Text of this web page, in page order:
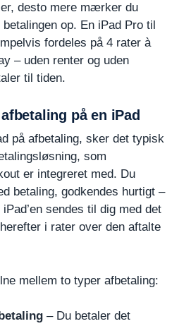
desto mere mærker du
op. En iPad Pro til
fordeles på 4 rater à
– uden renter og uden
til tiden.
på en iPad
på afbetaling, sker det typisk
som
er integreret med. Du
betaling, godkendes hurtigt –
sendes til dig med det
i rater over den aftalte
mellem to typer afbetaling:
– Du betaler det